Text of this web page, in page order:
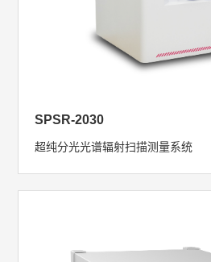
SPSR-2030
超纯分光光谱辐射扫描测量系统